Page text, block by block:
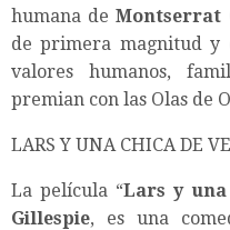
humana deMontserrat
de primera magnitud y
valores humanos,
premian con las Olas de
LARS Y UNA CHICA DE
La película “Lars y
Gillespie, es una